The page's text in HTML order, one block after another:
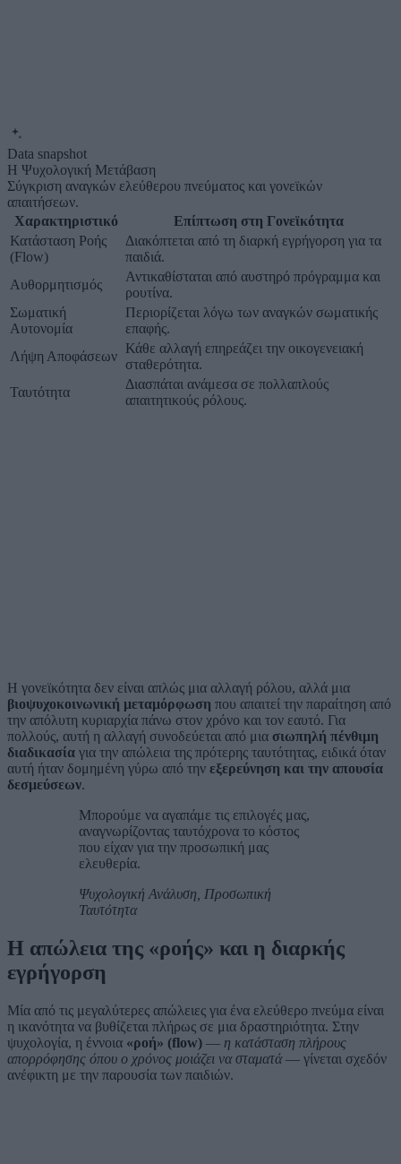
Data snapshot
Η Ψυχολογική Μετάβαση
Σύγκριση αναγκών ελεύθερου πνεύματος και γονεϊκών
απαιτήσεων.
Χαρακτηριστικό
Επίπτωση στη Γονεϊκότητα
Κατάσταση Ροής
(Flow)
Διακόπτεται από τη διαρκή εγρήγορση για τα
παιδιά.
Αυθορμητισμός
Αντικαθίσταται από αυστηρό πρόγραμμα και
ρουτίνα.
Σωματική
Αυτονομία
Περιορίζεται λόγω των αναγκών σωματικής
επαφής.
Λήψη Αποφάσεων
Κάθε αλλαγή επηρεάζει την οικογενειακή
σταθερότητα.
Ταυτότητα
Διασπάται ανάμεσα σε πολλαπλούς
απαιτητικούς ρόλους.
Η γονεϊκότητα δεν είναι απλώς μια αλλαγή ρόλου, αλλά μια
βιοψυχοκοινωνική μεταμόρφωση που απαιτεί την παραίτηση από
την απόλυτη κυριαρχία πάνω στον χρόνο και τον εαυτό. Για
πολλούς, αυτή η αλλαγή συνοδεύεται από μια σιωπηλή πένθιμη
διαδικασία για την απώλεια της πρότερης ταυτότητας, ειδικά όταν
αυτή ήταν δομημένη γύρω από την εξερεύνηση και την απουσία
δεσμεύσεων.
Μπορούμε να αγαπάμε τις επιλογές μας,
αναγνωρίζοντας ταυτόχρονα το κόστος
που είχαν για την προσωπική μας
ελευθερία.
Ψυχολογική Ανάλυση, Προσωπική
Ταυτότητα
Η απώλεια της «ροής» και η διαρκής
εγρήγορση
Μία από τις μεγαλύτερες απώλειες για ένα ελεύθερο πνεύμα είναι
η ικανότητα να βυθίζεται πλήρως σε μια δραστηριότητα. Στην
ψυχολογία, η έννοια «ροή» (flow) — η κατάσταση πλήρους
απορρόφησης όπου ο χρόνος μοιάζει να σταματά— γίνεται σχεδόν
ανέφικτη με την παρουσία των παιδιών.